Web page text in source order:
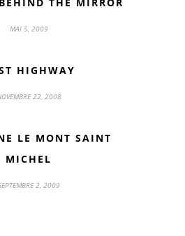
THE MIRROR
MAI 5, 2009
HIGHWAY
22, 2008
LE MONT SAINT
MICHEL
2, 2009